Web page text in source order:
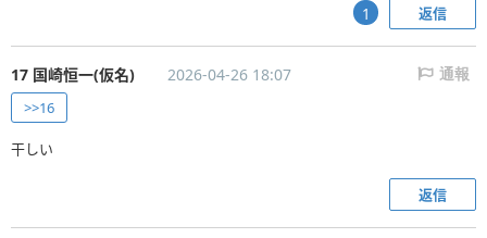
返信
1
17 国崎恒一(仮名) 2026-04-26 18:07 通報
>>16
干しい
返信